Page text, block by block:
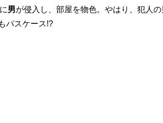
男が侵入し、部屋を物色。やはり、犯人
パスケース!?